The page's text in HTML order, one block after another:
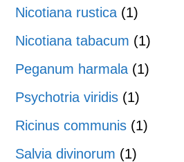
Nicotiana rustica (1)
Nicotiana tabacum (1)
Peganum harmala (1)
Psychotria viridis (1)
Ricinus communis (1)
Salvia divinorum (1)